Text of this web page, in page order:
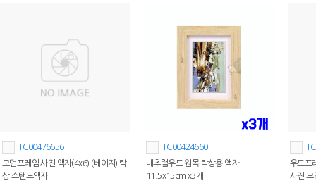
TC00476656
모던프레임 사진 액자(4x6) (베이지) 탁
상 스탠드액자
TC00424660
내추럴우드 원목 탁상용 액자
11.5x15cm x3개
우드프
사진 모